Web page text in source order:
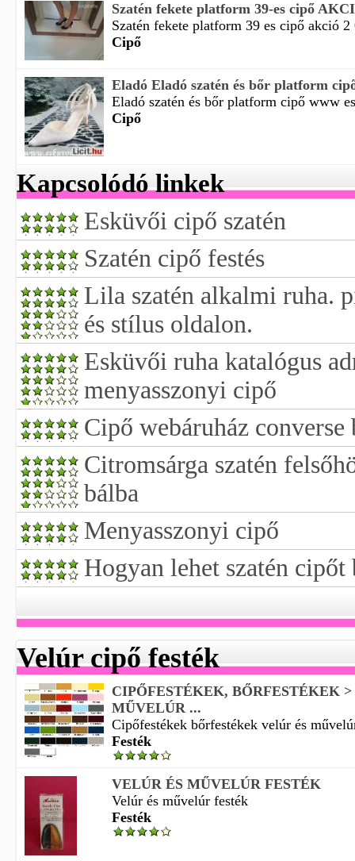
Szatén fekete platform 39-es cipő
Szatén fekete platform 39 es cipő akció 2
Cipő
Eladó Eladó szatén és bőr platform
Eladó szatén és bőr platform cipő www
Cipő
Kapcsolódó linkek
Esküvői cipő szatén
Szatén cipő festés
Lila szatén alkalmi ruha.
és stílus oldalon.
Esküvői ruha katalógus
menyasszonyi cipő
Cipő webáruház converse
Citromsárga szatén
bálba
Menyasszonyi cipő
Hogyan lehet szatén cipőt
Velúr cipő festék
CIPŐFESTÉKEK, BŐRFESTÉKEK
MŰVELÚR ...
Cipőfestékek bőrfestékek velúr és
Festék
VELÚR ÉS MŰVELÚR FESTÉK
Velúr és művelúr festék
Festék